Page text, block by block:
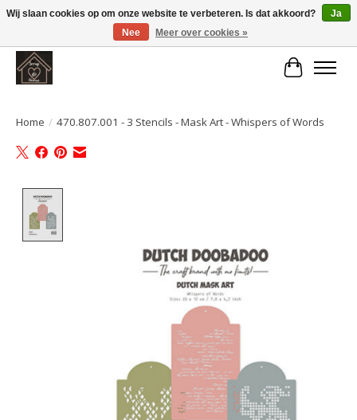
Large selection of products and fast shipping!
Home / 470.807.001 - 3 Stencils - Mask Art - Whispers of Words
Wij slaan cookies op om onze website te verbeteren. Is dat akkoord?
Ja
Nee
Meer over cookies »